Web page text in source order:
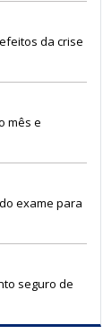
da crise
mês e
exame para
seguro de